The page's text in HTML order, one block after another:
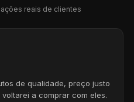
reais de clientes
de qualidade, preço justo
a comprar com eles.